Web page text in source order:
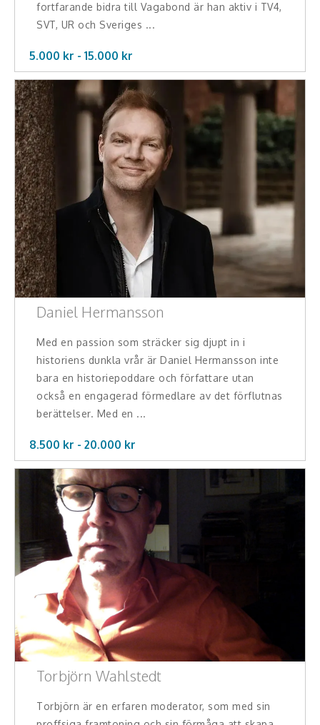
fortfarande bidra till Vagabond är han aktiv i TV4,
SVT, UR och Sveriges ...
5.000 kr - 15.000 kr
Daniel Hermansson
Med en passion som sträcker sig djupt in i
historiens dunkla vrår är Daniel Hermansson inte
bara en historiepoddare och författare utan
också en engagerad förmedlare av det förflutnas
berättelser. Med en ...
8.500 kr - 20.000 kr
Torbjörn Wahlstedt
Torbjörn är en erfaren moderator, som med sin